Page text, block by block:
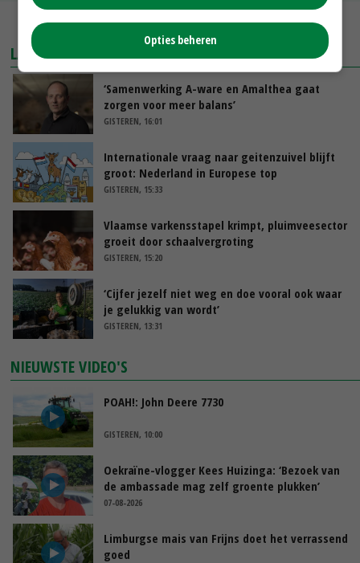
MEER MARKTPRIJZEN
LAATSTE NIEUWS
‘Samenwerking A-ware en Amalthea gaat
zorgen voor meer balans’
GISTEREN, 16:01
Internationale vraag naar geitenzuivel blijft
groot: Nederland in Europese top
GISTEREN, 15:33
Vlaamse varkensstapel krimpt, pluimveesector
groeit door schaalvergroting
GISTEREN, 15:20
‘Cijfer jezelf niet weg en doe vooral ook waar
je gelukkig van wordt’
GISTEREN, 13:31
NIEUWSTE VIDEO'S
POAH!: John Deere 7730
GISTEREN, 10:00
Oekraïne-vlogger Kees Huizinga: ‘Bezoek van
de ambassade mag zelf groente plukken’
07-08-2026
Limburgse mais van Frijns doet het verrassend
goed
Opties beheren